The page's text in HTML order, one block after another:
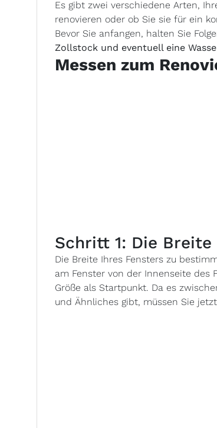
Es gibt zwei verschiedene Arten,
renovieren oder ob Sie sie für ein
Bevor Sie anfangen, halten Sie
Zollstock und eventuell eine
Messen zum
Schritt 1: Die Breite
Die Breite Ihres Fensters zu
am Fenster von der Innenseite des
Größe als Startpunkt. Da es
und Ähnliches gibt, müssen Sie